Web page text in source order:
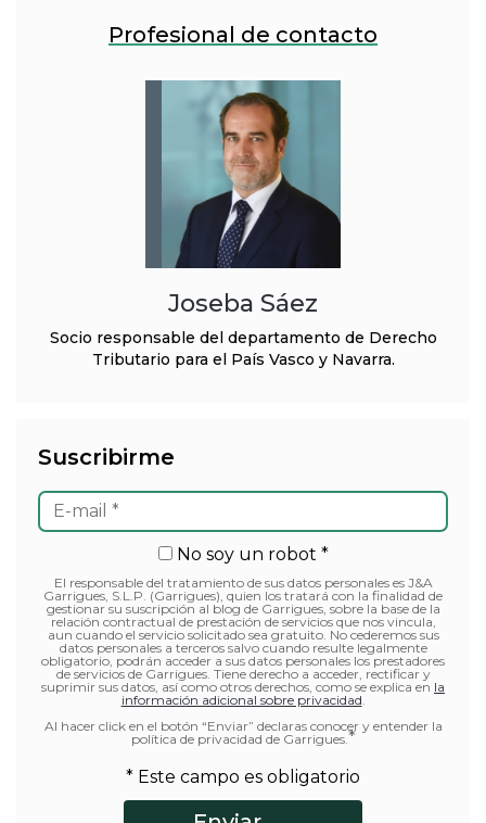
Profesional de contacto
Joseba Sáez
Socio responsable del departamento de Derecho
Tributario para el País Vasco y Navarra.
Suscribirme
No soy un robot *
El responsable del tratamiento de sus datos personales es J&A
Garrigues, S.L.P. (Garrigues), quien los tratará con la finalidad de
gestionar su suscripción al blog de Garrigues, sobre la base de la
relación contractual de prestación de servicios que nos vincula,
aun cuando el servicio solicitado sea gratuito. No cederemos sus
datos personales a terceros salvo cuando resulte legalmente
obligatorio, podrán acceder a sus datos personales los prestadores
de servicios de Garrigues. Tiene derecho a acceder, rectificar y
suprimir sus datos, así como otros derechos, como se explica en la
información adicional sobre privacidad.
Al hacer click en el botón “Enviar” declaras conocer y entender la
política de privacidad de Garrigues.*
* Este campo es obligatorio